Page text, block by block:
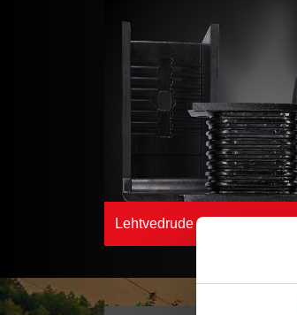
Lehtvedrude vedrupuhvrid